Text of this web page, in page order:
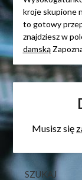
kroje skupione
to gotowy
znajdziesz w
damską
Musisz się
SZUKAJ